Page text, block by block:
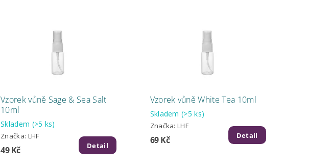
Vzorek vůně Sage & Sea Salt
10ml
Skladem (>5 ks)
Značka: LHF
49 Kč Detail
Vzorek vůně White Tea 10ml
Skladem(>5 ks)
Značka:LHF
69 Kč Detail